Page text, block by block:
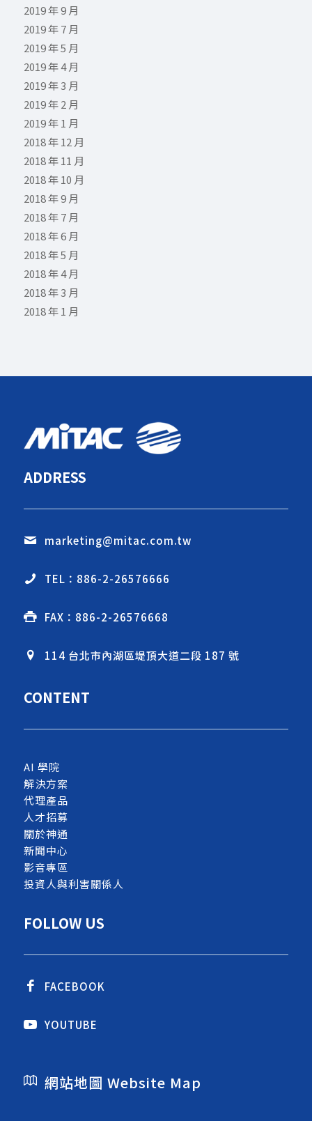
2019 年 9 月
2019 年 7 月
2019 年 5 月
2019 年 4 月
2019 年 3 月
2019 年 2 月
2019 年 1 月
2018 年 12 月
2018 年 11 月
2018 年 10 月
2018 年 9 月
2018 年 7 月
2018 年 6 月
2018 年 5 月
2018 年 4 月
2018 年 3 月
2018 年 1 月
ADDRESS
marketing@mitac.com.tw
TEL：886-2-26576666
FAX：886-2-26576668
114 台北市內湖區堤頂大道二段 187 號
CONTENT
AI 學院
解決方案
代理產品
人才招募
關於神通
新聞中心
影音專區
投資人與利害關係人
FOLLOW US
FACEBOOK
YOUTUBE
網站地圖 Website Map